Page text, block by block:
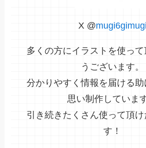
X @mugi6gimugi
多くの方にイラストを使って
うございます。
分かりやすく情報を届ける助
思い制作しています
引き続きたくさん使って頂
す！